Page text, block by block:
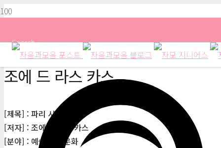
Search
조에 드 라스 카스
[제목] : 파리 시크릿
[저자] : 조에 드 라스 카스
[분야] : 예술/대중문화